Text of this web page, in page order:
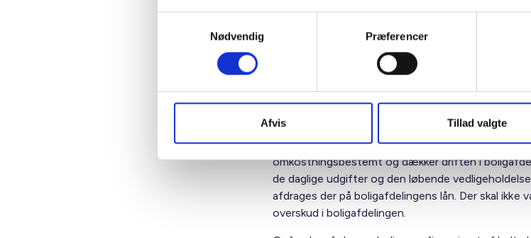
Nødvendig
Præferencer
Afvis Tillad valgte
skal tjene penge på huslejen.
Det betyder, at huslejen kan holdes på et rimeligt
de fleste mennesker har råd til at bo der.
Den almene boligsektor er med andre ord non-
Non-profit betyder, at huslejen i de almene
omkostningsbestemt og dækker driften i
de daglige udgifter og den løbende
afdrages der på boligafdelingens lån. Der skal ikke
overskud i boligafdelingen.